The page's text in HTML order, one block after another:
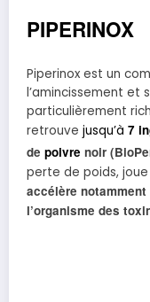
PIPERINOX
Piperinox est un
l’amincissement et
particulièrement
retrouve jusqu’à 7
de poivre noir
perte de poids,
accélère
l’organisme des